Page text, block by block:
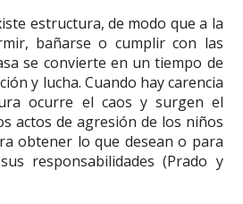
estructura, de modo que a la
bañarse o cumplir con las
se convierte en un tiempo de
y lucha. Cuando hay carencia
ocurre el caos y surgen el
actos de agresión de los niños
obtener lo que desean o para
responsabilidades (Prado y